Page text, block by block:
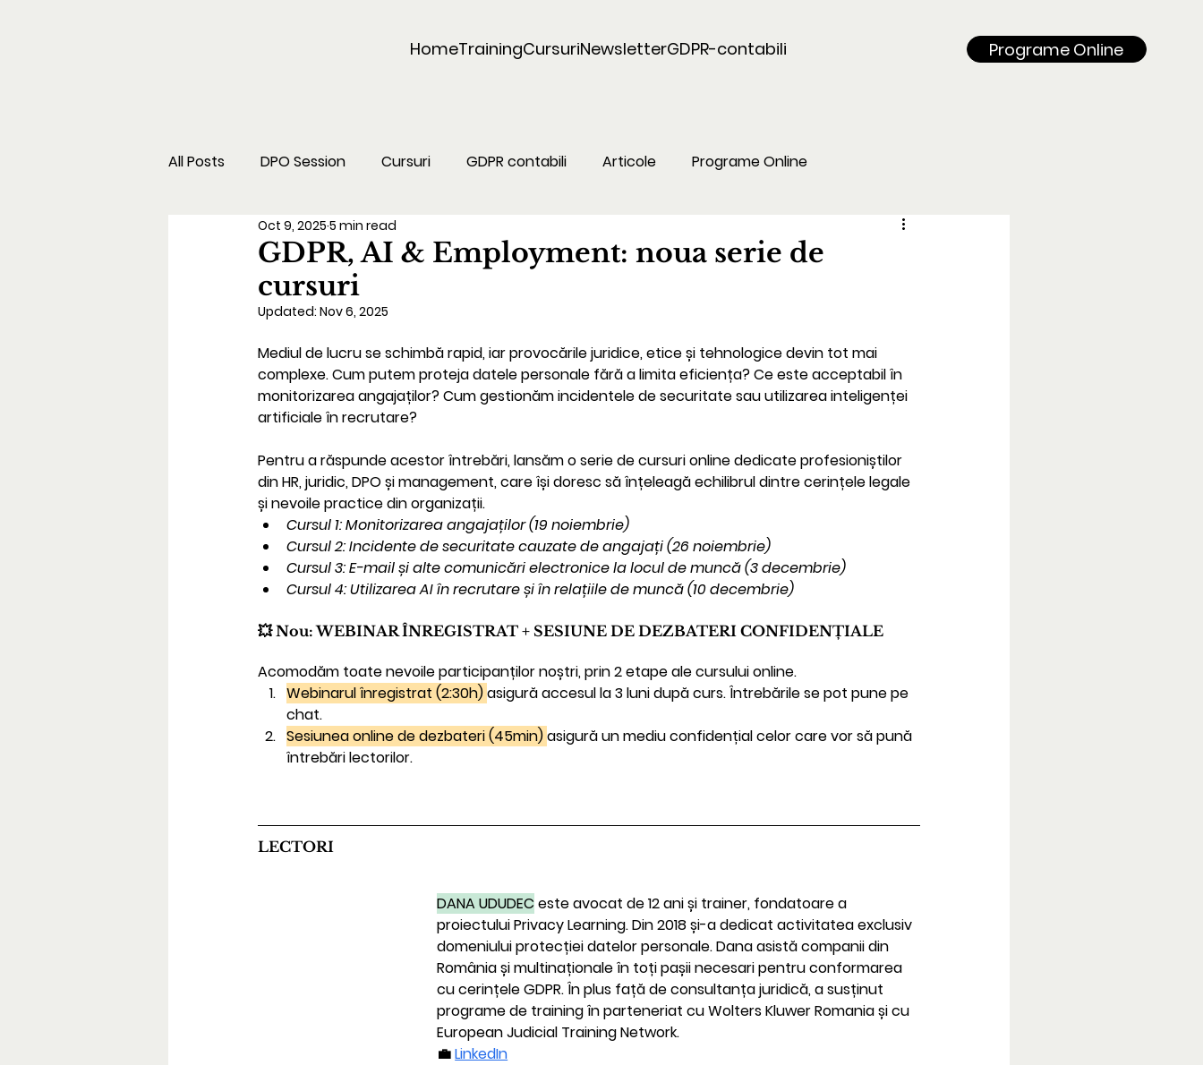
HomeTrainingCursuriNewsletterGDPR-contabili Programe Online
All Posts DPO Session Cursuri GDPR contabili Articole Programe Online
GDPR, AI & Employment: noua serie de
cursuri
Oct 9, 20255 min read
Updated:Nov 6, 2025
Mediul de lucru se schimbă rapid, iar provocările juridice, etice și tehnologice devin tot mai
complexe. Cum putem proteja datele personale fără a limita eficiența? Ce este acceptabil în
monitorizarea angajaților? Cum gestionăm incidentele de securitate sau utilizarea inteligenței
artificiale în recrutare?
Pentru a răspunde acestor întrebări, lansăm o serie de cursuri online dedicate profesioniștilor
din HR, juridic, DPO și management, care își doresc să înțeleagă echilibrul dintre cerințele legale
și nevoile practice din organizații.
Cursul 1: Monitorizarea angajaților (19 noiembrie)
Cursul 2: Incidente de securitate cauzate de angajați (26 noiembrie)
Cursul 3: E-mail și alte comunicări electronice la locul de muncă (3 decembrie)
Cursul 4: Utilizarea AI în recrutare și în relațiile de muncă (10 decembrie)
💥 Nou: WEBINAR ÎNREGISTRAT + SESIUNE DE DEZBATERI CONFIDENȚIALE
Acomodăm toate nevoile participanților noștri, prin 2 etape ale cursului online.
Webinarul înregistrat (2:30h) asigură accesul la 3 luni după curs. Întrebările se pot pune pe
chat.
Sesiunea online de dezbateri (45min) asigură un mediu confidențial celor care vor să pună
întrebări lectorilor.
LECTORI
DANA UDUDEC este avocat de 12 ani și trainer, fondatoare a
proiectului Privacy Learning. Din 2018 și-a dedicat activitatea exclusiv
domeniului protecției datelor personale. Dana asistă companii din
România și multinaționale în toți pașii necesari pentru conformarea
cu cerințele GDPR. În plus față de consultanța juridică, a susținut
programe de training în parteneriat cu Wolters Kluwer Romania și cu
European Judicial Training Network.
💼 LinkedIn